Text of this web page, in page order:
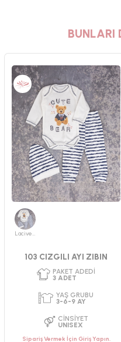
BUNLARI
Lacivert
103 CIZGILI AYI ZIBIN
Sipariş Vermek İçin Giriş Yapın.